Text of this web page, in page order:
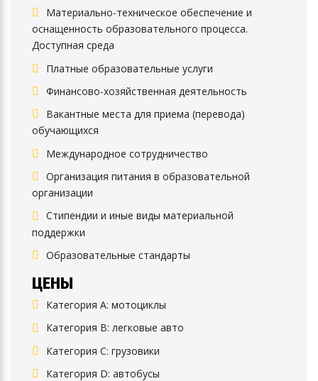
Материально-техническое обеспечение и
оснащенность образовательного процесса.
Доступная среда
Платные образовательные услуги
Финансово-хозяйственная деятельность
Вакантные места для приема (перевода)
обучающихся
Международное сотрудничество
Организация питания в образовательной
организации
Стипендии и иные виды материальной
поддержки
Образовательные стандарты
ЦЕНЫ
Категория A: мотоциклы
Категория B: легковые авто
Категория C: грузовики
Категория D: автобусы